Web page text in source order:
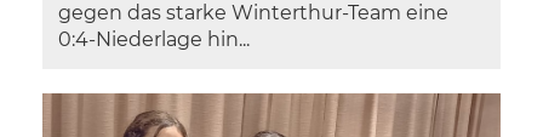
gegen das starke Winterthur-Team eine
0:4-Niederlage hin...